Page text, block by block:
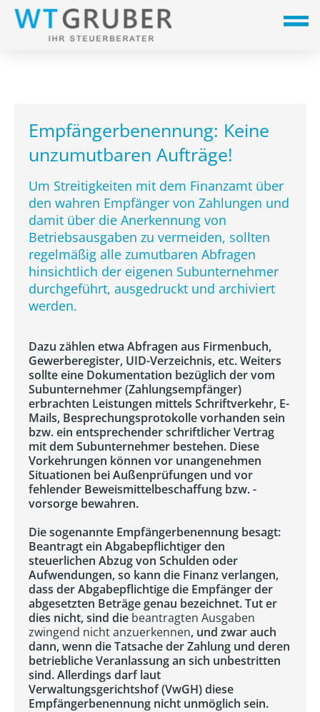
Empfängerbenennung: Keine
unzumutbaren Aufträge!
Um Streitigkeiten mit dem Finanzamt über
den wahren Empfänger von Zahlungen und
damit über die Anerkennung von
Betriebsausgaben zu vermeiden, sollten
regelmäßig alle zumutbaren Abfragen
hinsichtlich der eigenen Subunternehmer
durchgeführt, ausgedruckt und archiviert
werden.
Dazu zählen etwa Abfragen aus Firmenbuch,
Gewerberegister, UID-Verzeichnis, etc. Weiters
sollte eine Dokumentation bezüglich der vom
Subunternehmer (Zahlungsempfänger)
erbrachten Leistungen mittels Schriftverkehr, E-
Mails, Besprechungsprotokolle vorhanden sein
bzw. ein entsprechender schriftlicher Vertrag
mit dem Subunternehmer bestehen. Diese
Vorkehrungen können vor unangenehmen
Situationen bei Außenprüfungen und vor
fehlender Beweismittelbeschaffung bzw. -
vorsorge bewahren.
Die sogenannte Empfängerbenennung besagt:
Beantragt ein Abgabepflichtiger den
steuerlichen Abzug von Schulden oder
Aufwendungen, so kann die Finanz verlangen,
dass der Abgabepflichtige die Empfänger der
abgesetzten Beträge genau bezeichnet. Tut er
dies nicht, sind die beantragten Ausgaben
zwingend nicht anzuerkennen, und zwar auch
dann, wenn die Tatsache der Zahlung und deren
betriebliche Veranlassung an sich unbestritten
sind. Allerdings darf laut
Verwaltungsgerichtshof (VwGH) diese
Empfängerbenennung nicht unmöglich sein.